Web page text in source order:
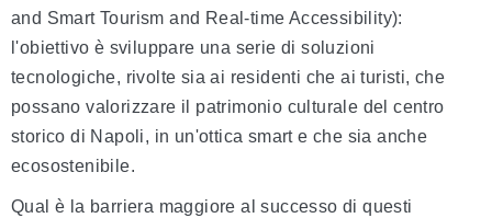
and Smart Tourism and Real-time Accessibility):
l'obiettivo è sviluppare una serie di soluzioni
tecnologiche, rivolte sia ai residenti che ai turisti, che
possano valorizzare il patrimonio culturale del centro
storico di Napoli, in un'ottica smart e che sia anche
ecosostenibile.
Qual è la barriera maggiore al successo di questi